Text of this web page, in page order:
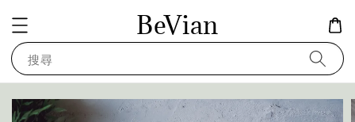
BeVian
搜尋